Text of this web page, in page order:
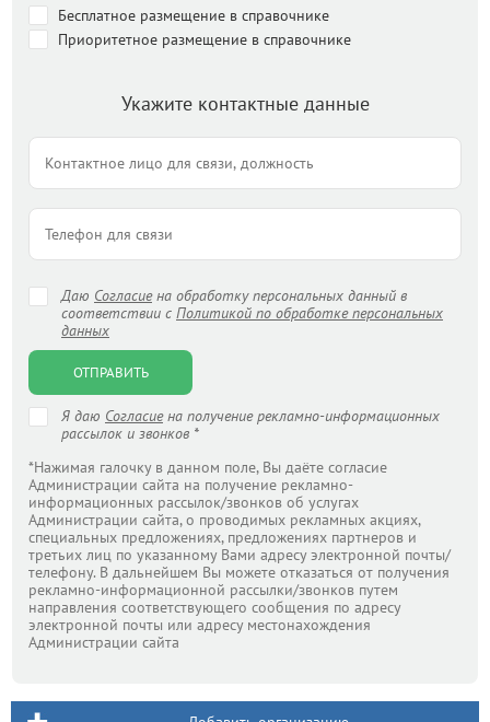
Бесплатное размещение в справочнике
Приоритетное размещение в справочнике
Укажите контактные данные
Даю Согласиена обработку персональных данный в
соответствии с Политикой по обработке персональных
данных
ОТПРАВИТЬ
Я даю Согласиена получение рекламно-информационных
рассылок и звонков *
*Нажимая галочку в данном поле, Вы даёте согласие
Администрации сайта на получение рекламно-
информационных рассылок/звонков об услугах
Администрации сайта, о проводимых рекламных акциях,
специальных предложениях, предложениях партнеров и
третьих лиц по указанному Вами адресу электронной почты/
телефону. В дальнейшем Вы можете отказаться от получения
рекламно-информационной рассылки/звонков путем
направления соответствующего сообщения по адресу
электронной почты или адресу местонахождения
Администрации сайта